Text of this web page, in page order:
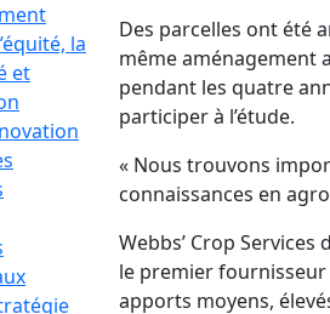
la
et
Des parcelles ont été
même aménagement
pendant les quatre
participer à l’étude.
« Nous trouvons
connaissances en
Webbs’ Crop
le premier fournisseur
apports moyens,